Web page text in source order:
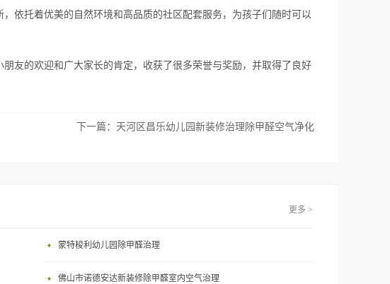
依托着优美的自然环境和高品质的社区配套服务，为孩子们随时可以
友的欢迎和广大家长的肯定，收获了很多荣誉与奖励，并取得了良好
下一篇： 天河区昌乐幼儿园新装修治理除甲醛空气净化
更多 >
蒙特梭利幼儿园除甲醛治理
佛山市诺德安达新装修除甲醛室内空气治理